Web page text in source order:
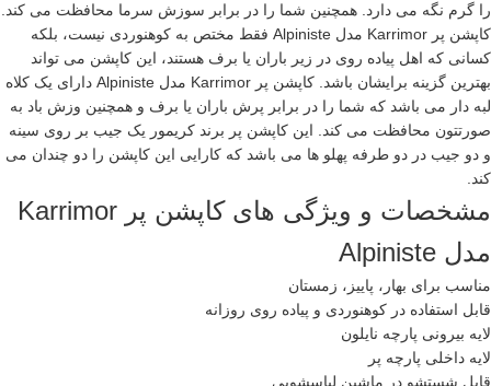
را گرم نگه می دارد. همچنین شما را در برابر سوزش سرما محافظت می کند.
کاپشن پر Karrimor مدل Alpiniste فقط مختص به کوهنوردی نیست، بلکه
کسانی که اهل پیاده روی در زیر باران یا برف هستند، این کاپشن می تواند
بهترین گزینه برایشان باشد. کاپشن پر Karrimor مدل Alpiniste دارای یک کلاه
لبه دار می باشد که شما را در برابر پرش باران یا برف و همچنین وزش باد به
صورتتون محافظت می کند. این کاپشن پر برند کریمور یک جیب بر روی سینه
و دو جیب در دو طرفه پهلو ها می باشد که کارایی این کاپشن را دو چندان می
کند.
مشخصات و ویژگی های کاپشن پر Karrimor
مدل Alpiniste
مناسب برای بهار، پاییز، زمستان
قابل استفاده در کوهنوردی و پیاده روی روزانه
لایه بیرونی پارچه نایلون
لایه داخلی پارچه پر
قابل شستشو در ماشین لباسشویی